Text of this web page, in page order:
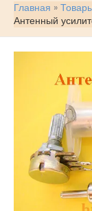
Главная
Антенный